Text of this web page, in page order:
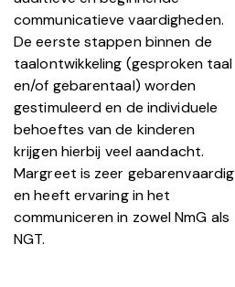
communicatieve vaardigheden.
De eerste stappen binnen de
taalontwikkeling (gesproken taal
en/of gebarentaal) worden
gestimuleerd en de individuele
behoeftes van de kinderen
krijgen hierbij veel aandacht.
Margreet is zeer gebarenvaardig
en heeft ervaring in het
communiceren in zowel NmG als
NGT.